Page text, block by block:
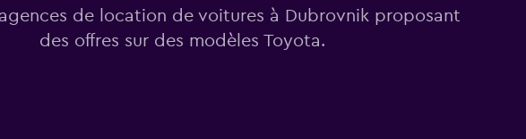
de location de voitures à Dubrovnik proposant
des offres sur des modèles Toyota.